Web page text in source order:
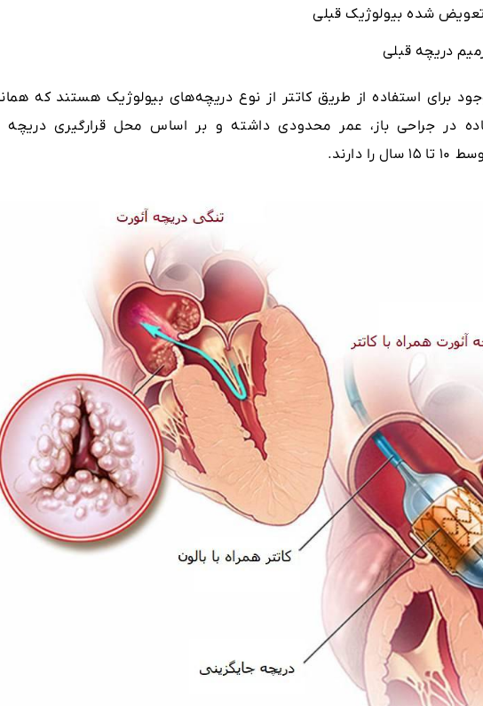
شده‌ بیولوژیک قبلی
دریچه قبلی
برای استفاده از طریق کاتتر از نوع دریچه‌های بیولوژیک هستند که
در جراحی باز، عمر محدودی داشته و بر اساس محل قرارگیری دریچه